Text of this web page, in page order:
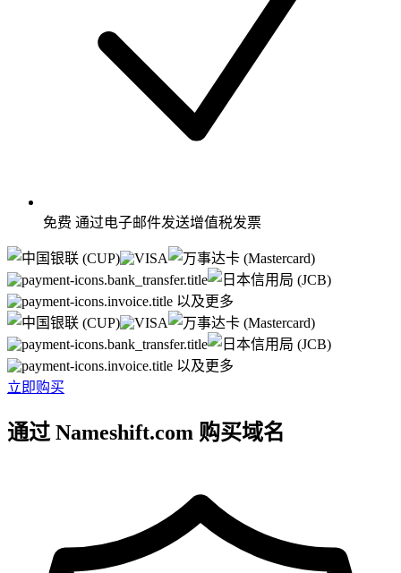
免费 通过电子邮件发送增值税发票
以及更多
以及更多
立即购买
通过 Nameshift.com 购买域名